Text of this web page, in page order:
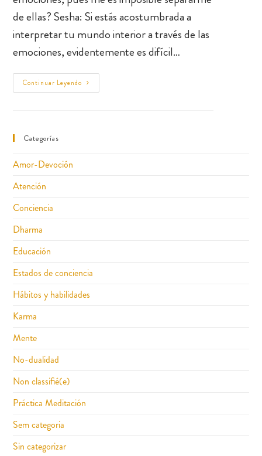
de ellas? Sesha: Si estás acostumbrada a
interpretar tu mundo interior a través de las
emociones, evidentemente es difícil…
Continuar Leyendo
Categorías
Amor-Devoción
Atención
Conciencia
Dharma
Educación
Estados de conciencia
Hábitos y habilidades
Karma
Mente
No-dualidad
Non classifié(e)
Práctica Meditación
Sem categoria
Sin categorizar